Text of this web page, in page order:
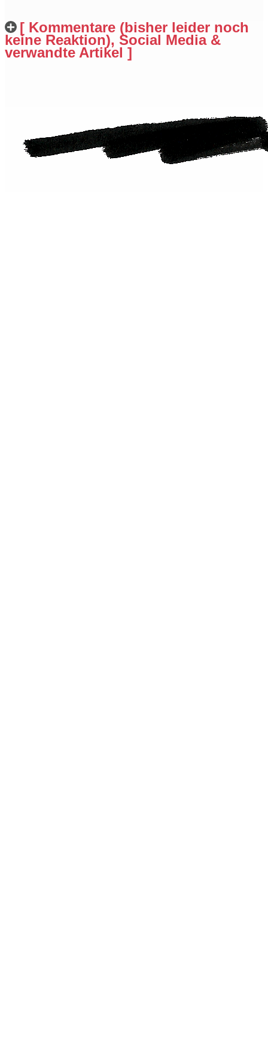
[ Kommentare (bisher leider noch
keine Reaktion), Social Media &
verwandte Artikel ]